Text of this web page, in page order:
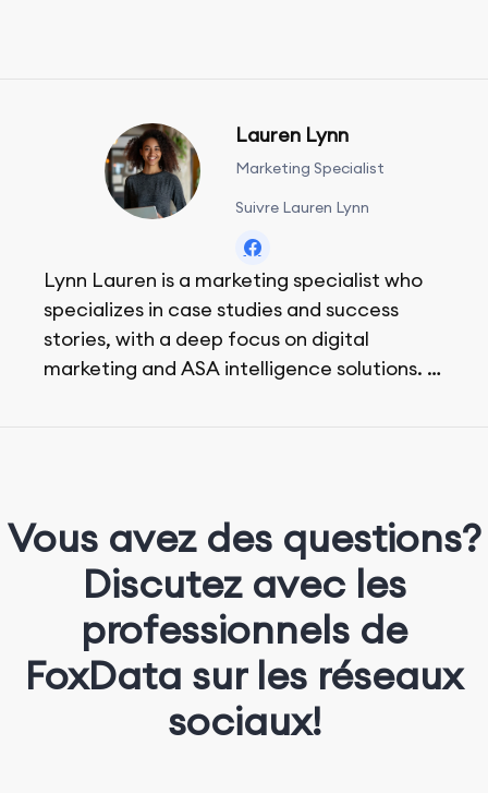
Lauren Lynn
Marketing Specialist
Suivre Lauren Lynn
Lynn Lauren is a marketing specialist who
specializes in case studies and success
stories, with a deep focus on digital
marketing and ASA intelligence solutions.
Vous avez des questions?
Discutez avec les
professionnels de
FoxData sur les réseaux
sociaux!